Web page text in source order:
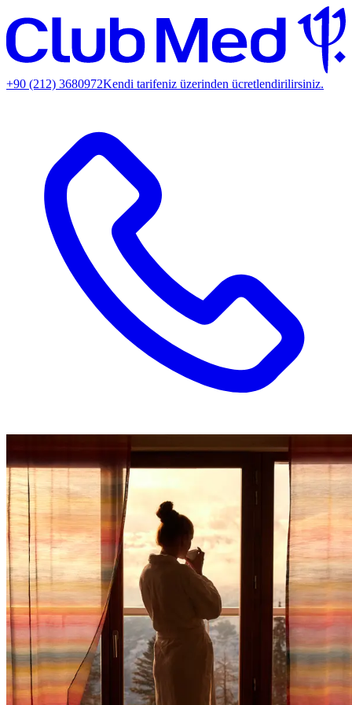
+90 (212) 3680972Kendi tarifeniz üzerinden ücretlendirilirsiniz.